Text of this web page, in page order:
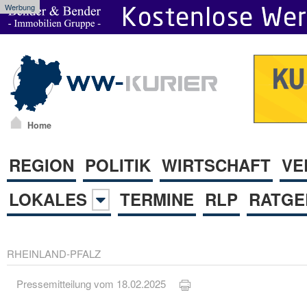
Werbung
Home
REGION POLITIK WIRTSCHAFT
LOKALES
TERMINE RLP
RHEINLAND-PFALZ
Pressemitteilung vom 18.02.2025